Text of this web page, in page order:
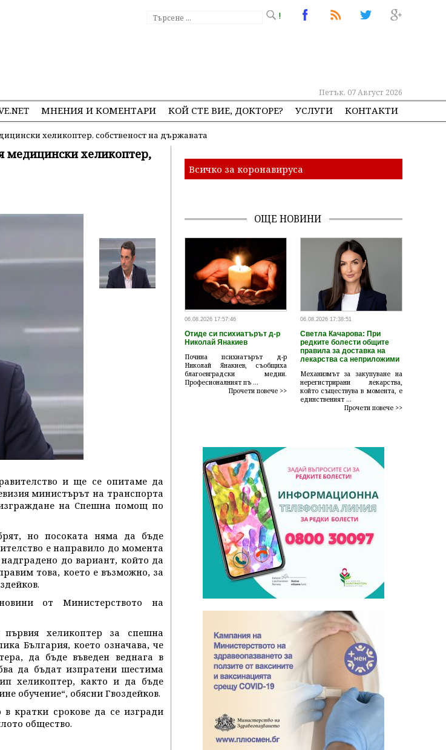
!
Петък, 07 Август 2026
МНЕНИЯ И КОМЕНТАРИ КОЙ СТЕ ВИЕ, ДОКТОРЕ? УСЛУГИ КОНТАКТИ
хеликоптер, собственост на държавата
медицински хеликоптер,
и ще се опитаме да
министърът на транспорта
на Спешна помощ по
но посоката няма да бъде
е направило до момента
до вариант, който да
това, което е възможно, за
от Министерството на
хеликоптер за спешна
България, което означава, че
да бъде въведен веднага в
да бъдат изпратени шестима
хеликоптер, както и да бъде
обучение“, обясни Гвоздейков.
кратки срокове да се изгради
общество.
Всичко за коронавируса
ОЩЕ НОВИНИ
06.08.2026 17:57:46
Отиде си психиатърът д-р
Николай Янакиев
Почина психиатърът д-р
Николай Янакиев, съобщиха
благоевградски медии.
Професионалният пъ ...
Прочети повече >>
06.08.2026 17:38:51
Светла Качарова: При
редките болести общите
правила за доставка на
лекарства са неприложими
Механизмът за закупуване на
нерегистрирани лекарства,
който съществува в момента, е
единственият ...
Прочети повече >>